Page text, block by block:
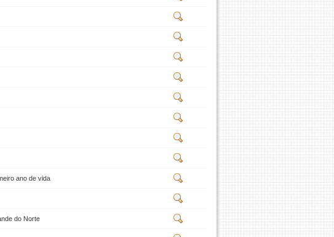
ano de vida
do Norte